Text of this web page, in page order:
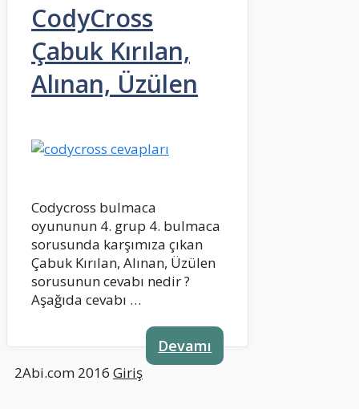
CodyCross
Çabuk Kırılan,
Alınan, Üzülen
Codycross bulmaca
oyununun 4. grup 4. bulmaca
sorusunda karşımıza çıkan
Çabuk Kırılan, Alınan, Üzülen
sorusunun cevabı nedir ?
Aşağıda cevabı …
Devamı
2Abi.com 2016 Giriş